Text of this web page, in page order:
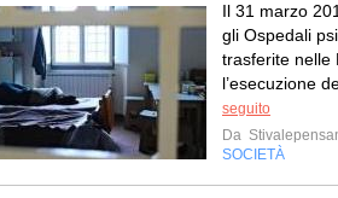
Il 31 marzo
gli Ospedali
trasferite nelle
l’esecuzione
seguito
Da
SOCIETÀ